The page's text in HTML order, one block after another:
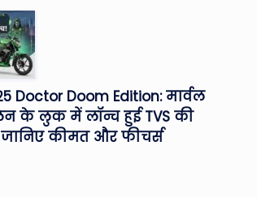
Doctor Doom Edition: मार्वल
के लुक में लॉन्च हुई TVS की
कीमत और फीचर्स